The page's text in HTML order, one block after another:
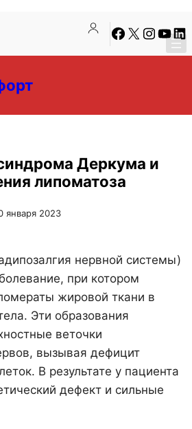
Facebook
X Instagram
Деркума и
липоматоза
января 2023
нервной системы)
при котором
жировой ткани в
Эти образования
веточки
вызывая дефицит
В результате у пациента
дефект и сильные